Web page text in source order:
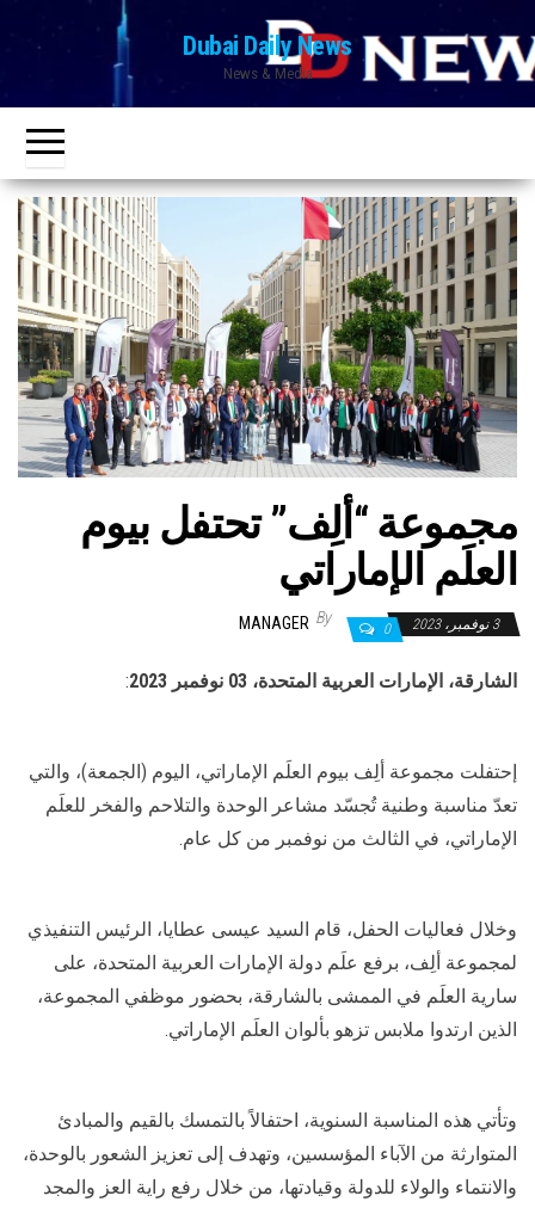
to
the
content
Dubai Daily News
News & Media
مجموعة “ألِف” تحتفل بيوم
العلَم الإماراتي
3 نوفمبر، 2023 0
By
MANAGER
الشارقة، الإمارات العربية المتحدة، 03 نوفمبر 2023 :
إحتفلت مجموعة ألِف بيوم العلَم الإماراتي، اليوم (الجمعة)، والتي
تعدّ مناسبة وطنية تُجسّد مشاعر الوحدة والتلاحم والفخر للعلَم
الإماراتي، في الثالث من نوفمبر من كل عام.
وخلال فعاليات الحفل، قام السيد عيسى عطايا، الرئيس التنفيذي
لمجموعة ألِف، برفع علَم دولة الإمارات العربية المتحدة، على
سارية العلَم في الممشى بالشارقة، بحضور موظفي المجموعة،
الذين ارتدوا ملابس تزهو بألوان العلَم الإماراتي.
وتأتي هذه المناسبة السنوية، احتفالاً بالتمسك بالقيم والمبادئ
المتوارثة من الآباء المؤسسين، وتهدف إلى تعزيز الشعور بالوحدة،
والانتماء والولاء للدولة وقيادتها، من خلال رفع راية العز والمجد